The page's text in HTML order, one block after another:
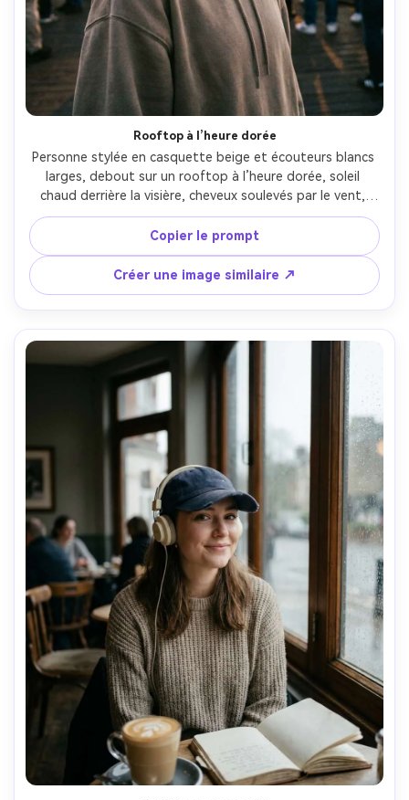
Rooftop à l’heure dorée
Personne stylée en casquette beige et écouteurs blancs
larges, debout sur un rooftop à l’heure dorée, soleil
chaud derrière la visière, cheveux soulevés par le vent,
sweat streetwear et chaîne superposée, flou urbain en
arrière-plan, prise Canon R5 50mm f/1.2, portrait mi-corps,
lumières chaudes et douces, texture peau et tissu
photoréaliste, éditorial lifestyle moderne --ar 4:5
Copier le prompt
Créer une image similaire ↗